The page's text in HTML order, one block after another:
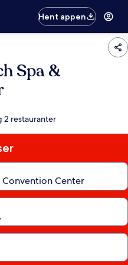
Hent appen
Spa &
2 restauranter